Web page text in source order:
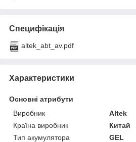
Специфікація
altek_abt_av.pdf
Характеристики
Основні атрибути
Виробник
Altek
Країна виробник
Китай
Тип акумулятора
GEL